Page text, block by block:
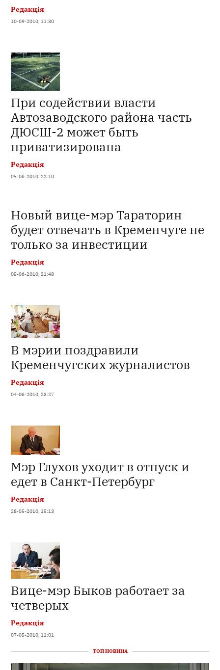
Редакція
10-09-2010, 11:30
При содействии власти
Автозаводского района часть
ДЮСШ-2 может быть
приватизирована
Редакція
05-06-2010, 22:10
Новый вице-мэр Тараторин
будет отвечать в Кременчуге не
только за инвестиции
Редакція
05-06-2010, 21:48
В мэрии поздравили
Кременчугских журналистов
Редакція
04-06-2010, 23:27
Мэр Глухов уходит в отпуск и
едет в Санкт-Петербург
Редакція
28-05-2010, 15:13
Вице-мэр Быков работает за
четверых
Редакція
07-05-2010, 11:01
ТОП НОВИНА